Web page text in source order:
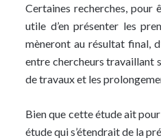
Certaines recherches, pour
utile d’en présenter les
mèneront au résultat final,
entre chercheurs travaillant
de travaux et les
Bien que cette étude ait
étude qui s’étendrait de la